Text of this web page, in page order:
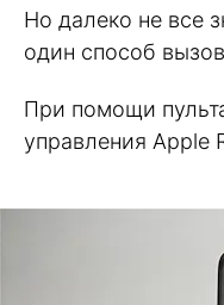
Но далеко не все
один способ
При помощи
управления Apple